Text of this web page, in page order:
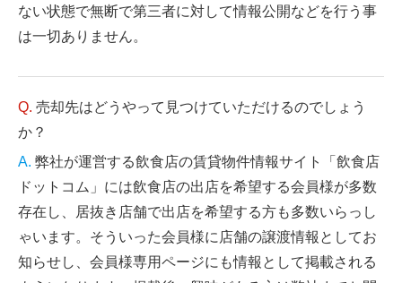
ない状態で無断で第三者に対して情報公開などを行う事
は一切ありません。
売却先はどうやって見つけていただけるのでしょう
か？
弊社が運営する飲食店の賃貸物件情報サイト「飲食店
ドットコム」には飲食店の出店を希望する会員様が多数
存在し、居抜き店舗で出店を希望する方も多数いらっし
ゃいます。そういった会員様に店舗の譲渡情報としてお
知らせし、会員様専用ページにも情報として掲載される